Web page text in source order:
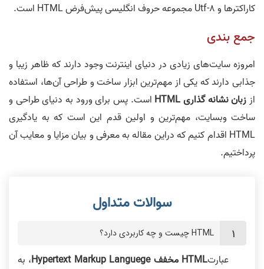
کاراکترها و Utf-8 مجموعه حروف انگلیسی پیش‌فرض HTML است.
جمع بندی
امروزه سایت‌های زیادی در دنیای اینترنت وجود دارند که ظاهر زیبا و
جذابی دارند که یکی از مهم‌ترین ابزار ساخت و طراحی آ‌ن‌ها، استفاده
از زبان نشانه گذاری HTML
است. پس برای ورود به دنیای طراحی و
ساخت وبسایت، مهم‌ترین و اولین قدم این است که به یادگیری
HTML اقدام کنیم که دراین مقاله به معرفی و بیان مزایا و معایب آن
پرداختیم.
HTML چیست و چه کاربردی دارد؟
عبارتHTML مخفف Hypertext Markup Languege
، به